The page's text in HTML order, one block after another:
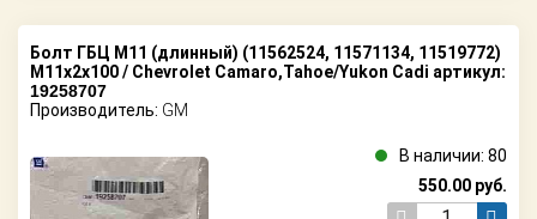
Болт ГБЦ М11 (длинный) (11562524, 11571134, 11519772)
M11x2x100 / Chevrolet Camaro,Tahoe/Yukon Cadi артикул:
19258707
Производитель: GM
В наличии: 80
550.00руб.